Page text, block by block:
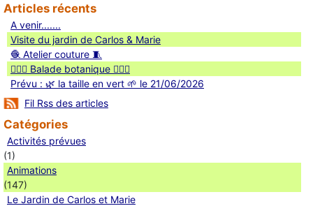
Articles récents
A venir.......
Visite du jardin de Carlos & Marie
🧶 Atelier couture 🧵
🚶🏻‍♀️ Balade botanique 🚶🏻‍♂️
Prévu : 🌿 la taille en vert 🌱 le 21/06/2026
Fil Rss des articles
Catégories
Activités prévues
(1)
Animations
(147)
Le Jardin de Carlos et Marie